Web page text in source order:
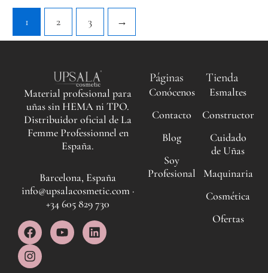
1 2 3 →
Material profesional para
uñas sin HEMA ni TPO.
Distribuidor oficial de La
Femme Professionnel en
España.
Barcelona, España
info@upsalacosmetic.com ·
+34 605 829 730
F
a
c
e
Y
o
L
i
I
n
s
t
Páginas
Conócenos
Contacto
Blog
Soy
Profesional
Tienda
Esmaltes
Constructor
Cuidado
de Uñas
Maquinaria
Cosmética
Ofertas